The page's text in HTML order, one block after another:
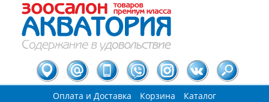
Оплата и Доставка Корзина
Каталог